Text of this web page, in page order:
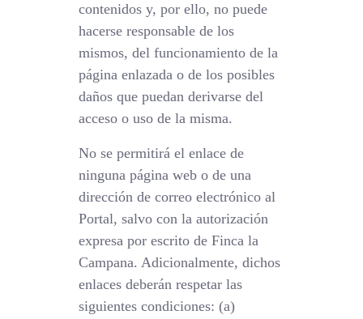
contenidos y, por ello, no puede
hacerse responsable de los
mismos, del funcionamiento de la
página enlazada o de los posibles
daños que puedan derivarse del
acceso o uso de la misma.
No se permitirá el enlace de
ninguna página web o de una
dirección de correo electrónico al
Portal, salvo con la autorización
expresa por escrito de Finca la
Campana. Adicionalmente, dichos
enlaces deberán respetar las
siguientes condiciones: (a)